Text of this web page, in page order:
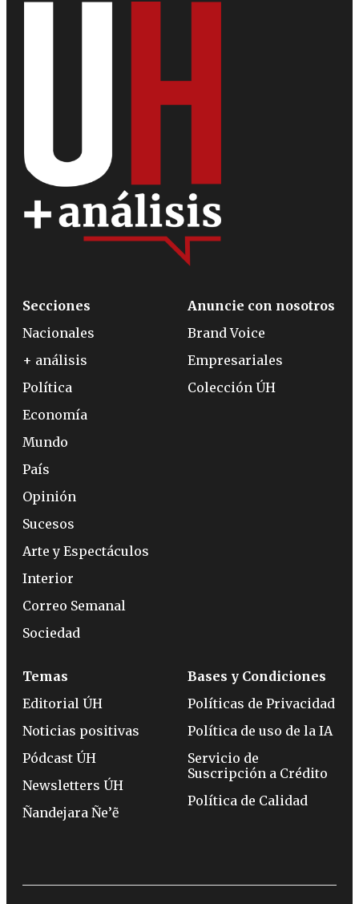
Secciones
Nacionales
+ análisis
Política
Economía
Mundo
País
Opinión
Sucesos
Arte y Espectáculos
Interior
Correo Semanal
Sociedad
Anuncie con nosotros
Brand Voice
Empresariales
Colección ÚH
Temas
Editorial ÚH
Noticias positivas
Pódcast ÚH
Newsletters ÚH
Ñandejara Ñe’ẽ
Bases y Condiciones
Políticas de Privacidad
Política de uso de la IA
Servicio de
Suscripción a Crédito
Política de Calidad